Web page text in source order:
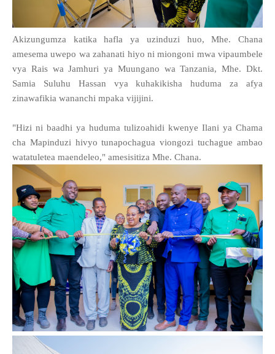
Akizungumza katika hafla ya uzinduzi huo, Mhe. Chana
amesema uwepo wa zahanati hiyo ni miongoni mwa vipaumbele
vya Rais wa Jamhuri ya Muungano wa Tanzania, Mhe. Dkt.
Samia Suluhu Hassan vya kuhakikisha huduma za afya
zinawafikia wananchi mpaka vijijini.
"Hizi ni baadhi ya huduma tulizoahidi kwenye Ilani ya Chama
cha Mapinduzi hivyo tunapochagua viongozi tuchague ambao
watatuletea maendeleo," amesisitiza Mhe. Chana.